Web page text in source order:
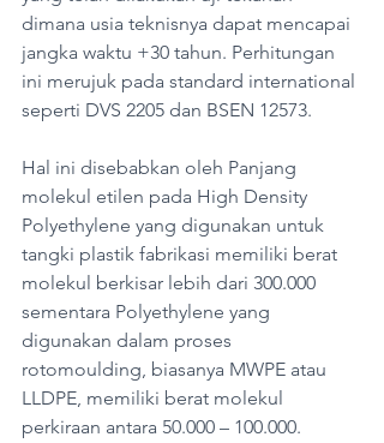
dimana usia teknisnya dapat mencapai
jangka waktu +30 tahun. Perhitungan
ini merujuk pada standard international
seperti DVS 2205 dan BSEN 12573.
Hal ini disebabkan oleh Panjang
molekul etilen pada High Density
Polyethylene yang digunakan untuk
tangki plastik fabrikasi memiliki berat
molekul berkisar lebih dari 300.000
sementara Polyethylene yang
digunakan dalam proses
rotomoulding, biasanya MWPE atau
LLDPE, memiliki berat molekul
perkiraan antara 50.000 – 100.000.